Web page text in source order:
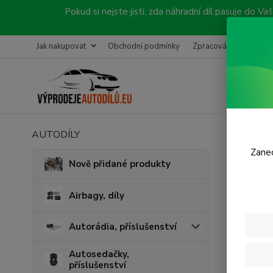
Pokud si nejste jisti, zda náhradní díl pasuje do
Jak nakupovat Obchodní podmínky Zpracování objednávky
AUTODÍLY
Nově přidané produkty
Airbagy, díly
Autorádia, příslušenství
Autosedačky,
příslušenství